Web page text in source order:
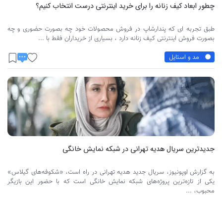
چطور ابعاد کیف زنانه را برای خرید اینترنتی درست انتخاب کنیم؟
طبق تجربه ای که پندارشاپ در فروش محصولات خود چه بصورت حضوری و چه
بصورت فروش اینترنتی کیف زنانه دارد ، بسیاری از خریداران فقط با ...
مد و استایل
جدیدترین سریال هدیه تهرانی در شبکه نمایش خانگی
به گزارش اوپونیوز، سریال جدید هدیه تهرانی در راه است، «شکوفه‌های گیلاس»
یکی از تازه‌ترین پروژه‌های شبکه نمایش خانگی است که با حضور این بازیگر
محبوب، ...